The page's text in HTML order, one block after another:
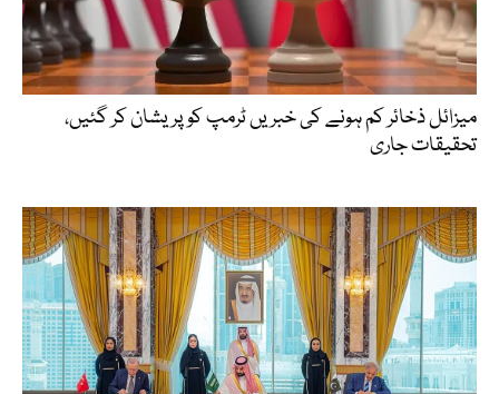
میزائل ذخائر کم ہونے کی خبریں ٹرمپ کو پریشان کر گئیں،
تحقیقات جاری